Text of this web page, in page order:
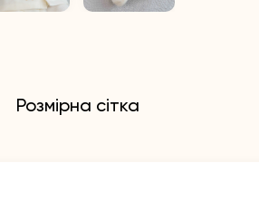
Розмірна сітка